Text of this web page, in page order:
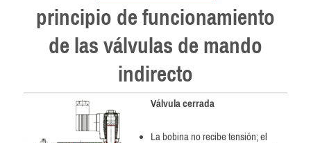
principio de funcionamiento
de las válvulas de mando
indirecto
Válvula cerrada
La bobina no recibe tensión; el